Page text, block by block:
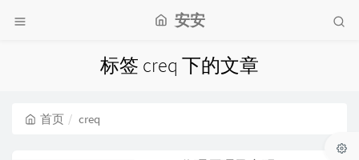
安安
标签 creq 下的文章
首页 creq